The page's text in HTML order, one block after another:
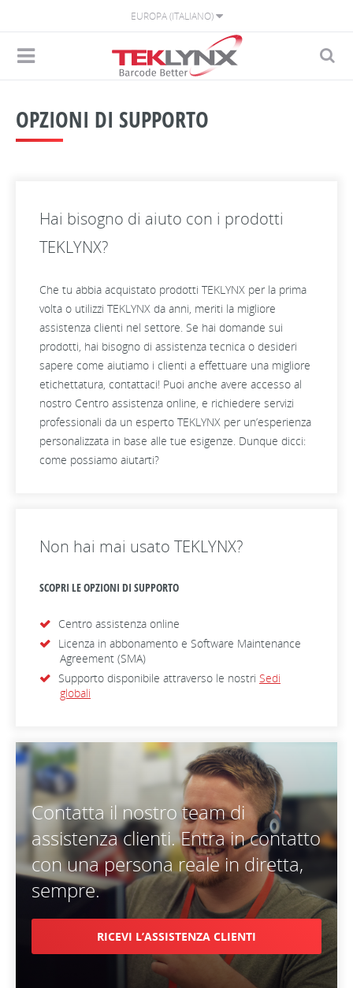
EUROPA (ITALIANO)
OPZIONI DI SUPPORTO
Hai bisogno di aiuto con i prodotti
TEKLYNX?
Che tu abbia acquistato prodotti TEKLYNX per la prima
volta o utilizzi TEKLYNX da anni, meriti la migliore
assistenza clienti nel settore. Se hai domande sui
prodotti, hai bisogno di assistenza tecnica o desideri
sapere come aiutiamo i clienti a effettuare una migliore
etichettatura, contattaci! Puoi anche avere accesso al
nostro Centro assistenza online, e richiedere servizi
professionali da un esperto TEKLYNX per un’esperienza
personalizzata in base alle tue esigenze. Dunque dicci:
come possiamo aiutarti?
Non hai mai usato TEKLYNX?
SCOPRI LE OPZIONI DI SUPPORTO
Centro assistenza online
Licenza in abbonamento e Software Maintenance
Agreement (SMA)
Supporto disponibile attraverso le nostri Sedi
globali
Contatta il nostro team di
assistenza clienti. Entra in contatto
con una persona reale in diretta,
sempre.
RICEVI L’ASSISTENZA CLIENTI